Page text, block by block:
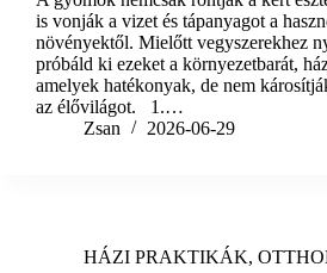
is vonják a vizet és tápanyagot a
növényektől. Mielőtt vegyszerekhez
próbáld ki ezeket a környezetbarát,
amelyek hatékonyak, de nem
az élővilágot. 1.…
Zsan
2026-06-29
HÁZI PRAKTIKÁK,